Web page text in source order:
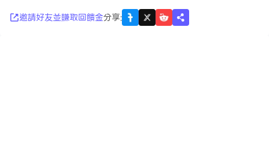
邀請好友並賺取回饋金分享: